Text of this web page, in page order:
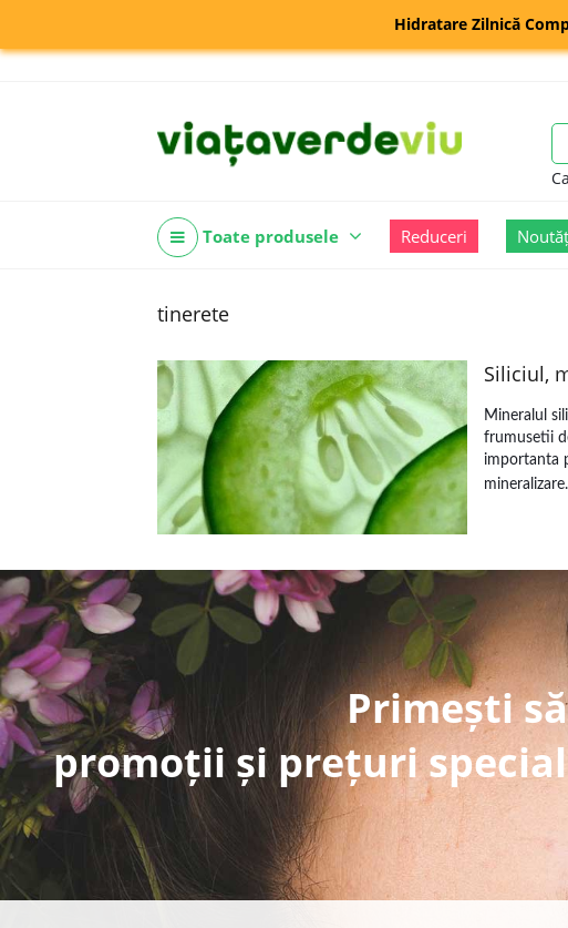
Hidratare Zilnică
Toate produsele Reduceri
tinerete
Siliciul,
Mineralul
frumusetii
importanta
Primești
promoții și prețuri